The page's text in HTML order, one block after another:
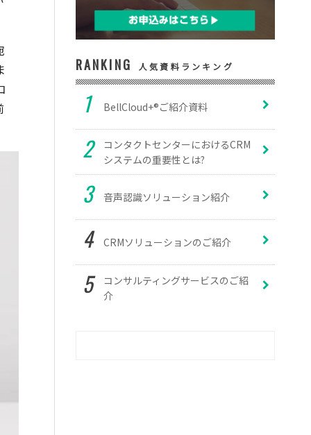
RANKING 人気資料ランキング
BellCloud+®ご紹介資料
コンタクトセンターにおけるCRM
システムの重要性とは?
音声認識ソリューション紹介
CRMソリューションのご紹介
コンサルティングサービスのご紹
介